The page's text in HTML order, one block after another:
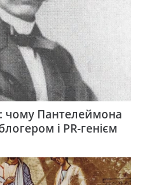
чому Пантелеймона
і PR-генієм